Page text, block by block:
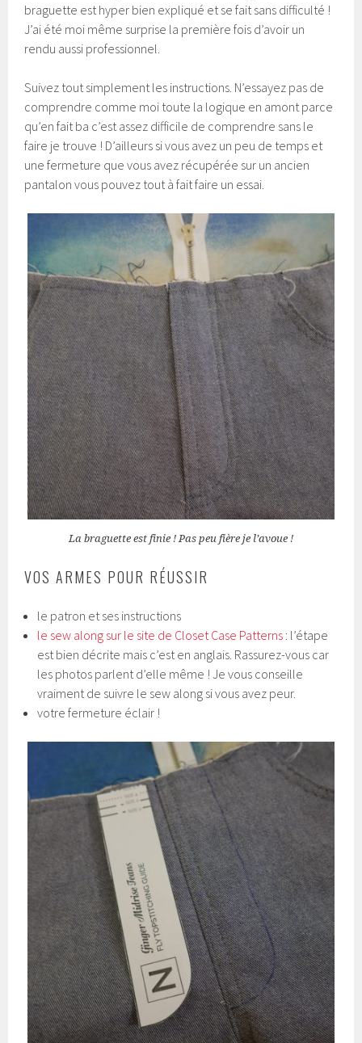
braguette est hyper bien expliqué et se fait sans difficulté !
J’ai été moi même surprise la première fois d’avoir un
rendu aussi professionnel.
Suivez tout simplement les instructions. N’essayez pas de
comprendre comme moi toute la logique en amont parce
qu’en fait ba c’est assez difficile de comprendre sans le
faire je trouve ! D’ailleurs si vous avez un peu de temps et
une fermeture que vous avez récupérée sur un ancien
pantalon vous pouvez tout à fait faire un essai.
La braguette est finie ! Pas peu fière je l’avoue !
VOS ARMES POUR RÉUSSIR
le patron et ses instructions
le sew along sur le site de Closet Case Patterns : l’étape
est bien décrite mais c’est en anglais. Rassurez-vous car
les photos parlent d’elle même ! Je vous conseille
vraiment de suivre le sew along si vous avez peur.
votre fermeture éclair !